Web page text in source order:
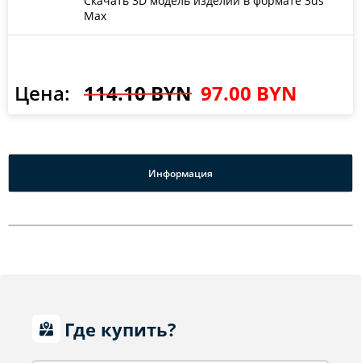
Max
Цена: 114.10 BYN 97.00 BYN
Информация
Где купить?